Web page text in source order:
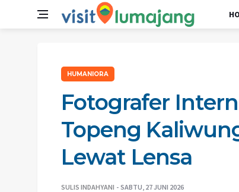
HUMANIORA
Fotografer
Topeng
Lewat Lensa
SULIS INDAHYANI SABTU, 27 JUNI 2026